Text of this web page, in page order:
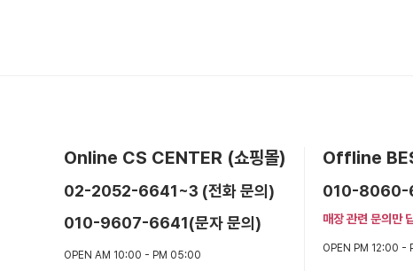
Online CS CENTER (쇼핑몰)
02-2052-6641~3 (전화 문의)
010-9607-6641(문자 문의)
OPEN AM 10:00 - PM 05:00
Offline
010-8060-
매장 관련 문의만
OPEN PM 12:00 -